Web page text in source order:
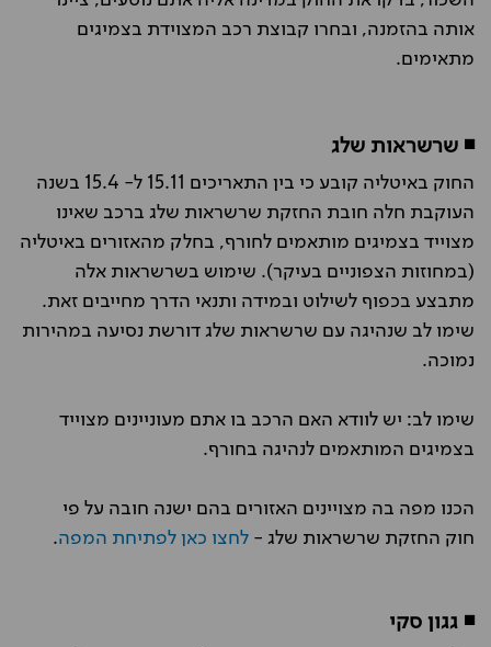
אותה בהזמנה, ובחרו קבוצת רכב המצוידת בצמיגים
מתאימים.
◾ שרשראות שלג
החוק באיטליה קובע כי בין התאריכים 15.11 ל- 15.4 בשנה
העוקבת חלה חובת החזקת שרשראות שלג ברכב שאינו
מצוייד בצמיגים מותאמים לחורף, בחלק מהאזורים באיטליה
(במחוזות הצפוניים בעיקר). שימוש בשרשראות אלה
מתבצע בכפוף לשילוט ובמידה ותנאי הדרך מחייבים זאת.
שימו לב שנהיגה עם שרשראות שלג דורשת נסיעה במהירות
נמוכה.
שימו לב: יש לוודא האם הרכב בו אתם מעוניינים מצוייד
בצמיגים המותאמים לנהיגה בחורף.
הכנו מפה בה מצויינים האזורים בהם ישנה חובה על פי
חוק החזקת שרשראות שלג - לחצו כאן לפתיחת המפה.
◾ גגון סקי